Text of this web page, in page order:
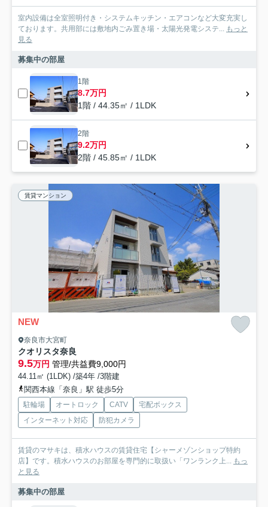
室内設備は全室照明付き・システムキッチン・エアコンなど大変充実し
ております。共用部には敷地内ごみ置き場・太陽光発電システ...
もっと
見る
募集中の部屋
1階
8.7万円
1階 / 44.35㎡ / 1LDK
2階
9.2万円
2階 / 45.85㎡ / 1LDK
賃貸マンション
NEW
奈良市大宮町
クオリスタ奈良
9.5万円 管理/共益費9,000円
44.11㎡ (1LDK) /築4年 /3階建
関西本線「奈良」駅 徒歩5分
駐輪場 オートロック CATV
宅配ボックス
インターネット対応
防犯カメラ
賃貸のマサキは、積水ハウスの賃貸住宅【シャーメゾンショップ特約
店】です。積水ハウスのお部屋を専門的に取扱い「ワンランク上...
もっ
と見る
募集中の部屋